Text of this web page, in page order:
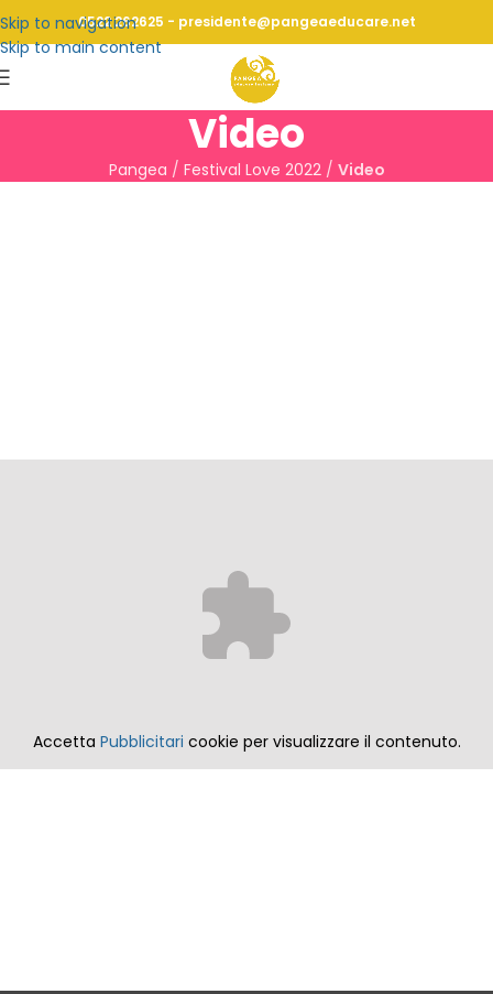
Skip to navigation
Skip to main content
0522 262625 - presidente@pangeaeducare.net
Video
Pangea / Festival Love 2022/ Video
Accetta Pubblicitari cookie per visualizzare il contenuto.